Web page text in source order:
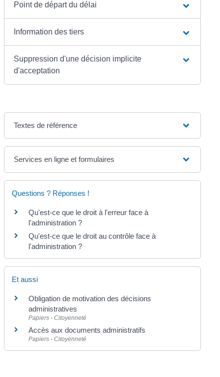
Point de départ du délai
Information des tiers
Suppression d'une décision implicite
d'acceptation
Textes de référence
Services en ligne et formulaires
Questions ? Réponses !
Qu'est-ce que le droit à l'erreur face à
l'administration ?
Qu'est-ce que le droit au contrôle face à
l'administration ?
Et aussi
Obligation de motivation des décisions
administratives
Papiers - Citoyenneté
Accès aux documents administratifs
Papiers - Citoyenneté